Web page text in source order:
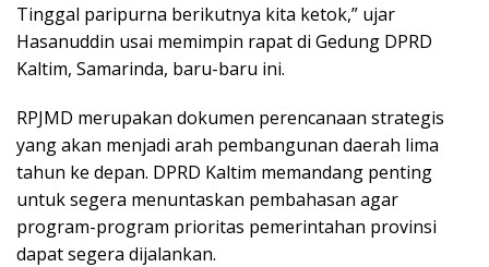
Tinggal paripurna berikutnya kita ketok,” ujar
Hasanuddin usai memimpin rapat di Gedung DPRD
Kaltim, Samarinda, baru-baru ini.
RPJMD merupakan dokumen perencanaan strategis
yang akan menjadi arah pembangunan daerah lima
tahun ke depan. DPRD Kaltim memandang penting
untuk segera menuntaskan pembahasan agar
program-program prioritas pemerintahan provinsi
dapat segera dijalankan.